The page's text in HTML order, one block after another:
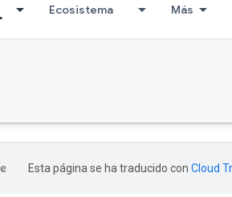
Ecosistema Más
Esta página se ha traducido con Cloud